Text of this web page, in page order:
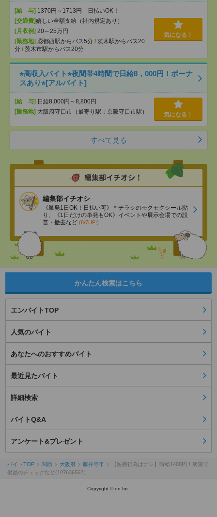
[給 与] 1370円～1713円 日払いOK！
[交通費]嬉しい全額支給（社内規定あり）
[月収例] 20～25万円
[勤務地] 彩都西駅からバス5分 / 茨木駅からバス20
分 / 茨木市駅からバス20分
気になる！
⭐︎高収入バイト⭐︎夜間帯4時間で日給8，000円！ボーナ
スあり⭐︎[アルバイト]
[給 与] 日給8,000円～8,800円
[勤務地] 大阪府守口市（最寄り駅：京阪守口市駅） 気になる！
すべて見る
編集部イチオシ
《単発1日OK！日払い可》＊チラシのモクモクシール貼
り、《1日だけの単発もOK》イベントや展示会場での設
営・撤去など (8/7UP!)
かんたん検索はこちら
エンバイトTOP
人気のバイト
あなたへのおすすめバイト
最近見たバイト
詳細検索
バイトQ&A
アンケート&プレゼント
バイトTOP 関西 大阪府 藤井寺市
【医療行為はナシ】時給1400円！病院で
備品のチェックなど(107636562）
Copyright © en Inc.